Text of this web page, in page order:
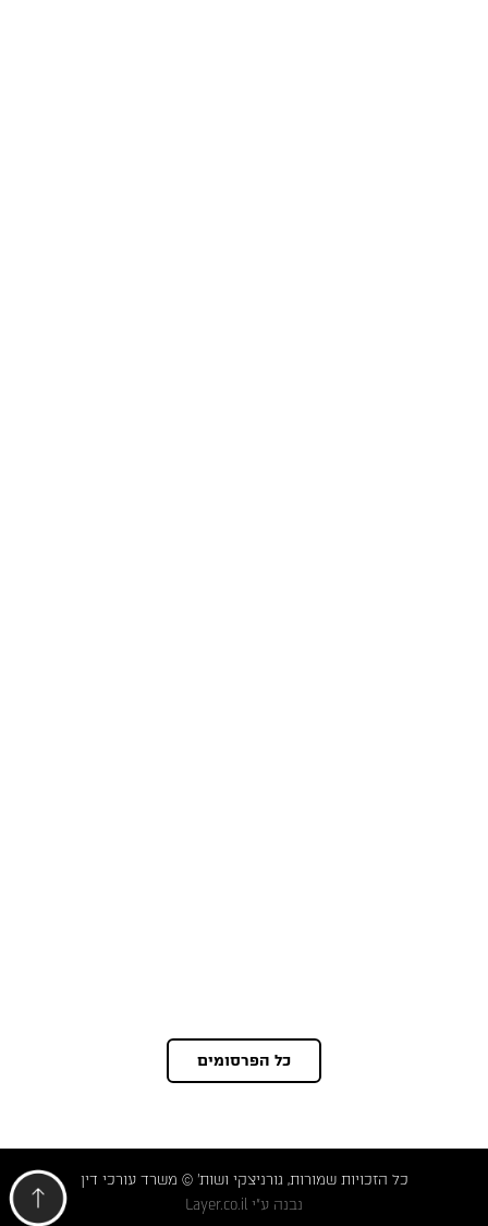
כל הפרסומים
כל הזכויות שמורות, גורניצקי ושות' © משרד עורכי דין
נבנה ע"י Layer.co.il